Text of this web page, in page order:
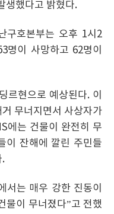
생했다고 밝혔다.
구호본부는 오후 1시2
명이 사망하고 62명이
르현으로 예상된다. 이
무너지면서 사상자가
에는 건물이 완전히 무
이 잔해에 깔린 주민들
.
서는 매우 강한 진동이
물이 무너졌다”고 전했